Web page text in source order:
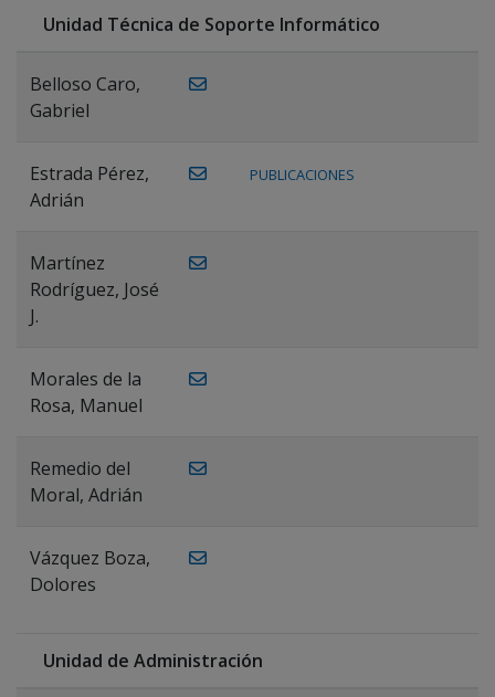
Unidad Técnica de Soporte Informático
Belloso Caro,
Gabriel
Estrada Pérez,
Adrián
PUBLICACIONES
Martínez
Rodríguez, José
J.
Morales de la
Rosa, Manuel
Remedio del
Moral, Adrián
Vázquez Boza,
Dolores
Unidad de Administración